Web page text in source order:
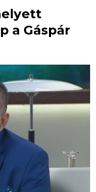
a Gáspár